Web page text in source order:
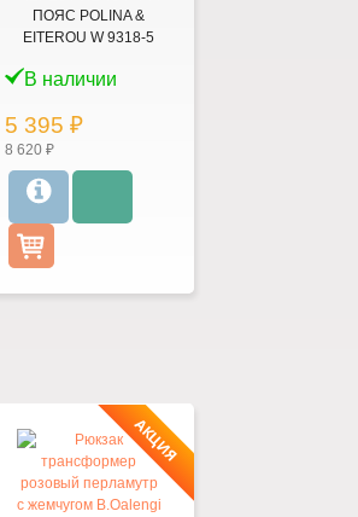
ПОЯС POLINA &
EITEROU W 9318-5
В наличии
5 395 ₽
8 620 ₽
АКЦИЯ